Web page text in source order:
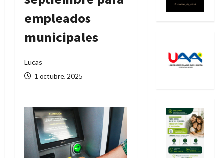
empleados
municipales
Lucas
1 octubre, 2025